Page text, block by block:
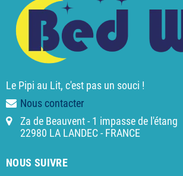
Le Pipi au Lit, c'est pas un souci !
Nous contacter
Za de Beauvent - 1 impasse de l'étang
22980 LA LANDEC - FRANCE
NOUS SUIVRE